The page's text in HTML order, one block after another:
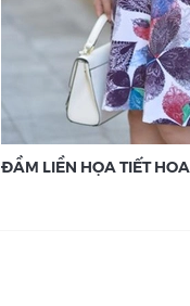
ĐẦM LIỀN HỌA TIẾT HOA